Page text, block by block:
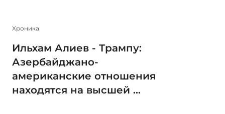
Xроника
Ильхам Алиев - Трампу:
Азербайджано-
американские отношения
находятся на высшей ...